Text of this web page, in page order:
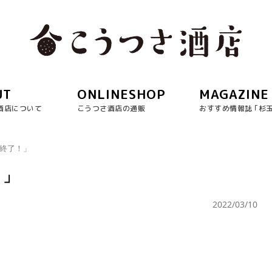
店について
ONLINESHOP
こうつさ酒店の通販
MAGAZINE
おすすめ情報誌 ｢杉
了！」
2022/03/10